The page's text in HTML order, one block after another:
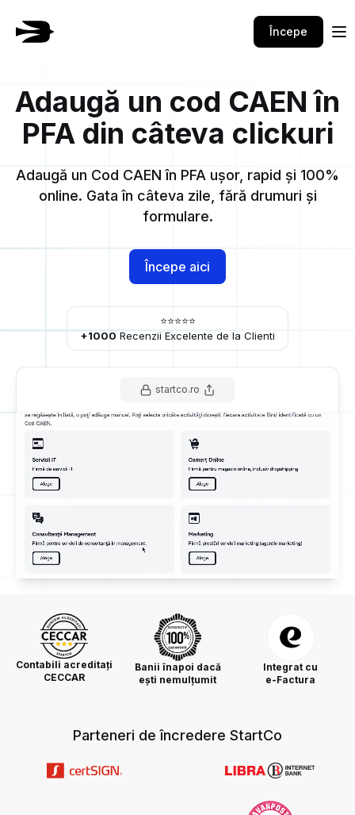
Începe
Adaugă un cod CAEN în
PFA din câteva clickuri
Adaugă un Cod CAEN în PFA ușor, rapid și 100%
online. Gata în câteva zile, fără drumuri și
formulare.
Începe aici
⭐⭐⭐⭐⭐
+1000 Recenzii Excelente de la Clienti
startco.ro
Contabili acreditați
CECCAR
Banii înapoi dacă
ești nemulțumit
Integrat cu
e-Factura
Parteneri de încredere StartCo